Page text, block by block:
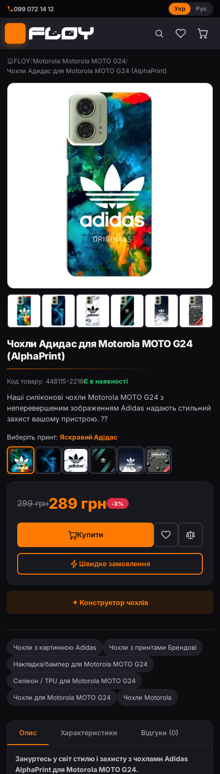
099 072 14 12 Укр Рус
FLOY/Motorola/Motorola MOTO G24/
Чохли Адидас для Motorola MOTO G24 (AlphaPrint)
Чохол з принтом «Яскравий Адідас» для Motorola MOTO
Чохли Адидас для Motorola MOTO G24
(AlphaPrint)
Код товару: 448115-2216Є в наявності
Наші силіконові чохли Motorola MOTO G24 з
неперевершеним зображенням Adidas надають стильний
захист вашому пристрою. ??
Виберіть принт: Яскравий Адідас
299 грн289 грн -3%
Купити
Швидке замовлення
✦ Конструктор чохлів
Чохли з картинкою Adidas Чохли з принтами Брендові
Накладка/бампер для Motorola MOTO G24
Силікон / TPU для Motorola MOTO G24
Чохли для Motorola MOTO G24 Чохли Motorola
Опис Характеристики Відгуки (0)
Зануртесь у світ стилю і захисту з чохлами Adidas
AlphaPrint для Motorola MOTO G24.